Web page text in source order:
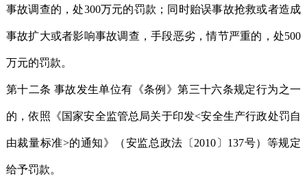
事故调查的，处300万元的罚款；同时贻误事故抢救或者造成
事故扩大或者影响事故调查，手段恶劣，情节严重的，处500
万元的罚款。
第十二条 事故发生单位有《条例》第三十六条规定行为之一
的，依照《国家安全监管总局关于印发<安全生产行政处罚自
由裁量标准>的通知》（安监总政法〔2010〕137号）等规定
给予罚款。